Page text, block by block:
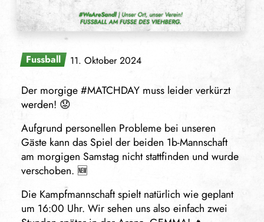
Fussball 11. Oktober 2024
Der morgige #MATCHDAY muss leider verkürzt
werden! 😟
Aufgrund personellen Probleme bei unseren
Gäste kann das Spiel der beiden 1b-Mannschaft
am morgigen Samstag nicht stattfinden und wurde
verschoben. 🆕
Die Kampfmannschaft spielt natürlich wie geplant
um 16:00 Uhr. Wir sehen uns also einfach zwei